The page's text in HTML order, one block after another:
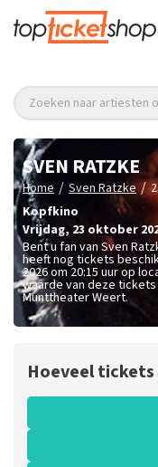
Zoeken naar artiesten
SVEN RATZKE
Home / Sven Ratzke /
Kopfkino
vrijdag, 23 oktober
Bent u fan van Sven
heeft nog tickets
2026 om 20:15 uur op
waarde van deze tickets
Munttheater Weert.
Hoeveel